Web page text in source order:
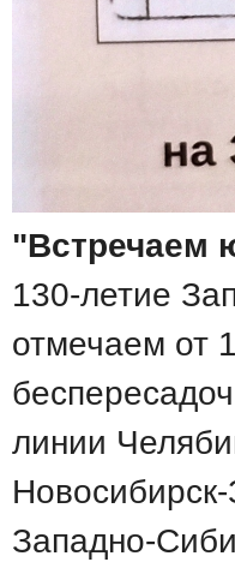
"Встречаем
130-летие
отмечаем от
линии
Западно-